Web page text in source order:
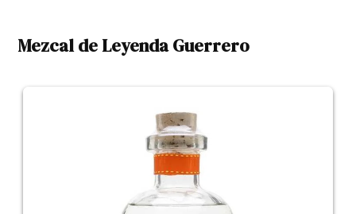
Mezcal de Leyenda Guerrero